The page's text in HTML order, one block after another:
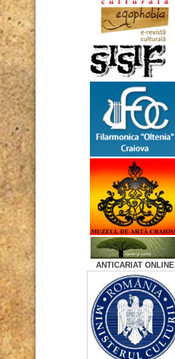
ANTICARIAT ONLINE